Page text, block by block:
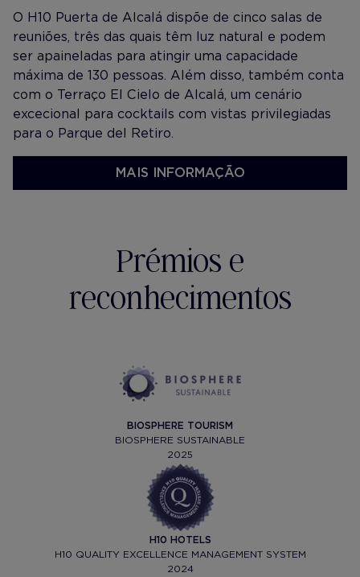
O H10 Puerta de Alcalá dispõe de cinco salas de
reuniões, três das quais têm luz natural e podem
ser apaineladas para atingir uma capacidade
máxima de 130 pessoas. Além disso, também conta
com o Terraço El Cielo de Alcalá, um cenário
excecional para cocktails com vistas privilegiadas
para o Parque del Retiro.​
MAIS INFORMAÇÃO
Prémios e
reconhecimentos
BIOSPHERE TOURISM
BIOSPHERE SUSTAINABLE
2025
H10 HOTELS
H10 QUALITY EXCELLENCE MANAGEMENT SYSTEM
2024